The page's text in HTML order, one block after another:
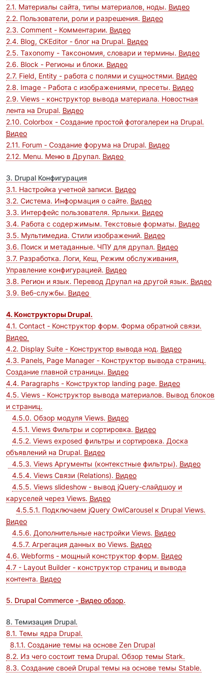
2.1. Материалы сайта, типы материалов, ноды. Видео
2.2. Пользователи, роли и разрешения. Видео
2.3. Comment - Комментарии. Видео
2.4. Blog, CKEditor - блог на Drupal. Видео
2.5. Taxonomy - Таксономия, словари и термины. Видео
2.6. Block - Регионы и блоки. Видео
2.7. Field, Entity - работа с полями и сущностями. Видео
2.8. Image - Работа с изображениями, пресеты. Видео
2.9. Views - конструктор вывода материала. Новостная
лента на Drupal. Видео
2.10. Colorbox - Создание простой фотогалереи на Drupal.
Видео
2.11. Forum - Создание форума на Drupal. Видео
2.12. Menu. Меню в Друпал. Видео
3. Drupal Конфигурация
3.1. Настройка учетной записи. Видео
3.2. Система. Информация о сайте. Видео
3.3. Интерфейс пользователя. Ярлыки. Видео
3.4. Работа с содержимым. Текстовые форматы. Видео
3.5. Мультимедиа. Стили изображений. Видео
3.6. Поиск и метаданные. ЧПУ для друпал. Видео
3.7. Разработка. Логи, Кеш, Режим обслуживания,
Управление конфигурацией. Видео
3.8. Регион и язык. Перевод Друпал на другой язык. Видео
3.9. Веб-службы. Видео
4. Конструкторы Drupal.
4.1. Contact - Конструктор форм. Форма обратной связи.
Видео
4.2. Display Suite - Конструктор вывода нод. Видео
4.3. Panels, Page Manager - Конструктор вывода страниц.
Создание главной страницы. Видео
4.4. Paragraphs - Конструктор landing page. Видео
4.5. Views - Конструктор вывода материалов. Вывод блоков
и страниц.
4.5.0. Обзор модуля Views. Видео
4.5.1. Views Фильтры и сортировка. Видео
4.5.2. Views exposed фильтры и сортировка. Доска
объявлений на Drupal. Видео
4.5.3. Views Аргументы (контекстные фильтры). Видео
4.5.4. Views Связи (Relations). Видео
4.5.5. Views slideshow - вывод jQuery-слайдшоу и
каруселей через Views. Видео
4.5.5.1. Подключаем jQuery OwlCarousel к Drupal Views.
Видео
4.5.6. Дополнительные настройки Views. Видео
4.5.7. Агрегация данных во Views. Видео
4.6. Webforms - мощный конструктор форм. Видео
4.7 - Layout Builder - конструктор страниц и вывода
контента. Видео
5. Drupal Commerce - Видео обзор.
8. Темизация Drupal.
8.1. Темы ядра Drupal.
8.1.1. Создание темы на основе Zen Drupal
8.2. Из чего состоит тема Drupal. Обзор темы Stark.
8.3. Создание своей Drupal темы на основе темы Stable.